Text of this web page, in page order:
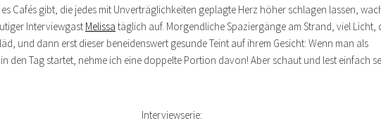
Cafés gibt, die jedes mit Unverträglichkeiten geplagte Herz höher schlagen lassen,
Interviewgast Melissa täglich auf. Morgendliche Spaziergänge am Strand, viel Licht,
und dann erst dieser beneidenswert gesunde Teint auf ihrem Gesicht: Wenn man als
den Tag startet, nehme ich eine doppelte Portion davon! Aber schaut und lest einfach